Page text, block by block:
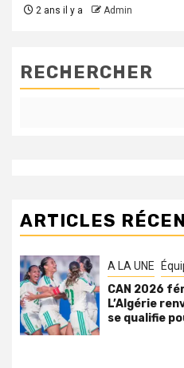
2 ans il y a Admin
RECHERCHER
ARTICLES
A LA UNE
CAN 2026
L’Algérie
se qualifie